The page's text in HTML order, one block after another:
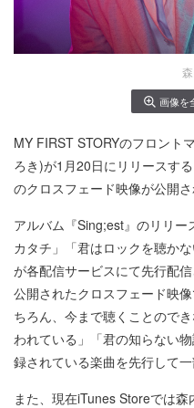
画像を
MY FIRST STORYのフロント
ろき)が1月20日にリリースす
のクロスフェード映像が公開さ
アルバム『Sing;est』のリリー
カタチ」「君はロックを聴か
が各配信サービスにて先行配
公開されたクロスフェード映
ちろん、今まで聴くことので
われている」「君の知らない
録されている楽曲を先行して一
また、現在iTunes Storeでは